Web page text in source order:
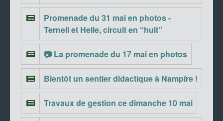
Promenade du 31 mai en photos -
Ternell et Helle, circuit en “huit”
📷 La promenade du 17 mai en photos
Bientôt un sentier didactique à Nampîre !
Travaux de gestion ce dimanche 10 mai